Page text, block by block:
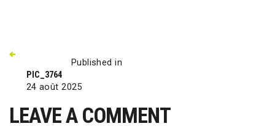
Published in
PIC_3764
24 août 2025
LEAVE A COMMENT